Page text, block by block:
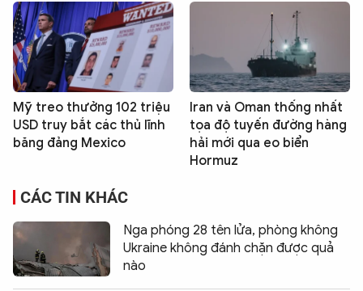
Mỹ treo thưởng 102 triệu
USD truy bắt các thủ lĩnh
băng đảng Mexico
Iran và Oman thống nhất
tọa độ tuyến đường hàng
hải mới qua eo biển
Hormuz
CÁC TIN KHÁC
Nga phóng 28 tên lửa, phòng không
Ukraine không đánh chặn được quả
nào